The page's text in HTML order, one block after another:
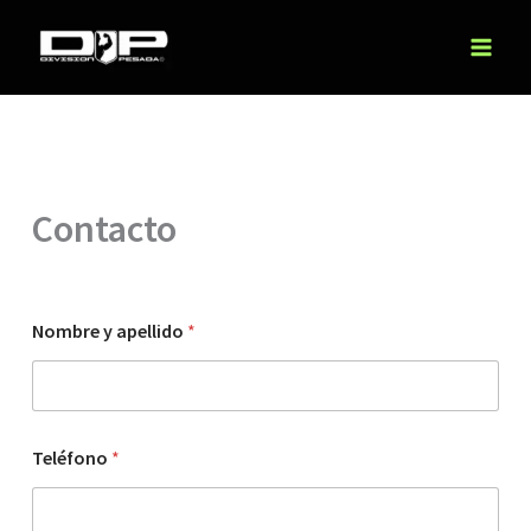
Contacto
Nombre y apellido *
o
m
Teléfono *